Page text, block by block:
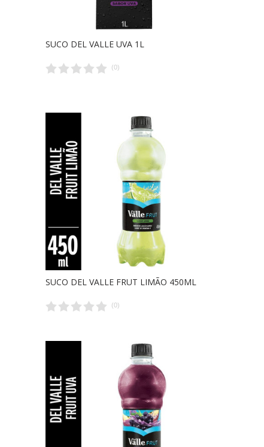
SUCO DEL VALLE UVA 1L
(0)
SUCO DEL VALLE FRUT LIMÃO 450ML
(0)